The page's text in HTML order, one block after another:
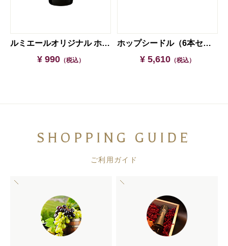
ルミエールオリジナル ホットワイン
¥ 990（税込）
ホップシードル（6本セット）
¥ 5,610 （税込）
SHOPPING GUIDE
ご利用ガイド